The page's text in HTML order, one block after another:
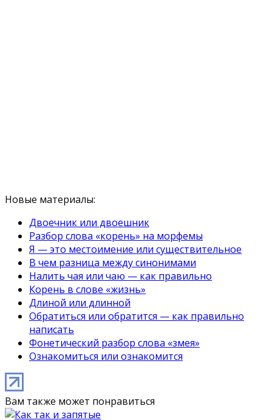
Новые материалы:
Двоечник или двоешник
Разбор слова «корень» на морфемы
Я — это местоимение или существительное
В чем разница между синонимами
Налить чая или чаю — как правильно
Корень в слове «жизнь»
Длиной или длинной
Обратиться или обратится — как правильно
написать
Фонетический разбор слова «змея»
Ознакомиться или ознакомится
Вам также может понравиться